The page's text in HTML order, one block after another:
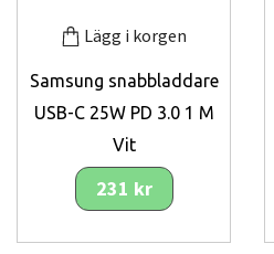
Lägg i korgen
Samsung snabbladdare
USB-C 25W PD 3.0 1 M
Vit
231 kr